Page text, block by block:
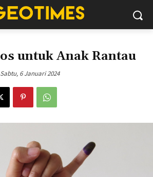
untuk Anak Rantau
Sabtu, 6 Januari 2024